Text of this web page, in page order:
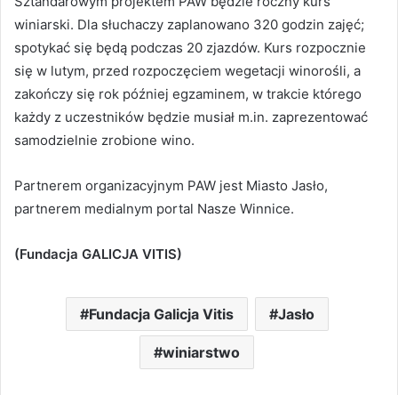
winiarski. Dla słuchaczy zaplanowano 320 godzin zajęć;
spotykać się będą podczas 20 zjazdów. Kurs rozpocznie
się w lutym, przed rozpoczęciem wegetacji winorośli, a
zakończy się rok później egzaminem, w trakcie którego
każdy z uczestników będzie musiał m.in. zaprezentować
samodzielnie zrobione wino.
Partnerem organizacyjnym PAW jest Miasto Jasło,
partnerem medialnym portal Nasze Winnice.
(Fundacja GALICJA VITIS)
Fundacja Galicja Vitis Jasło
winiarstwo